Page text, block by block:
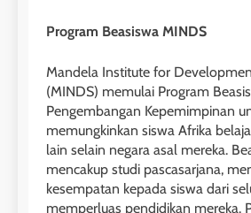
29
Perbedaan
Preparation
LEIDEN
1
Program Beasiswa MINDS
Mandela Institute for
(MINDS) memulai Program
Pengembangan Kepemimpinan
memungkinkan siswa Afrika
lain selain negara asal mereka.
mencakup studi pascasarjana,
kesempatan kepada siswa dari
memperluas pendidikan mereka.